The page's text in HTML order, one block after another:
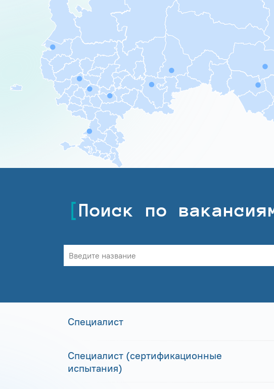
Поиск по
Специалист
Специалист (сертификационные
испытания)